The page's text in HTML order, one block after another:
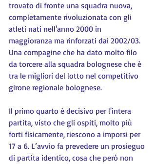
trovato di fronte una squadra nuova,
completamente rivoluzionata con gli
atleti nati nell'anno 2000 in
maggioranza ma rinforzati dai 2002/03.
Una compagine che ha dato molto filo
da torcere alla squadra bolognese che è
tra le migliori del lotto nel competitivo
girone regionale bolognese.
Il primo quarto è decisivo per l'intera
partita, visto che gli ospiti, molto più
forti fisicamente, riescono a imporsi per
17 a 6. L’avvio fa prevedere un prosieguo
di partita identico, cosa che però non